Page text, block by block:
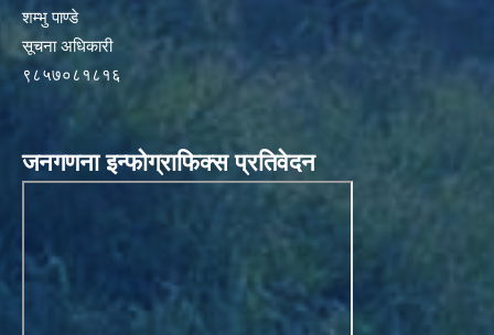
शम्भु पाण्डे
सूचना अधिकारी
९८५७०८१८१६
जनगणना इन्फोग्राफिक्स प्रतिवेदन